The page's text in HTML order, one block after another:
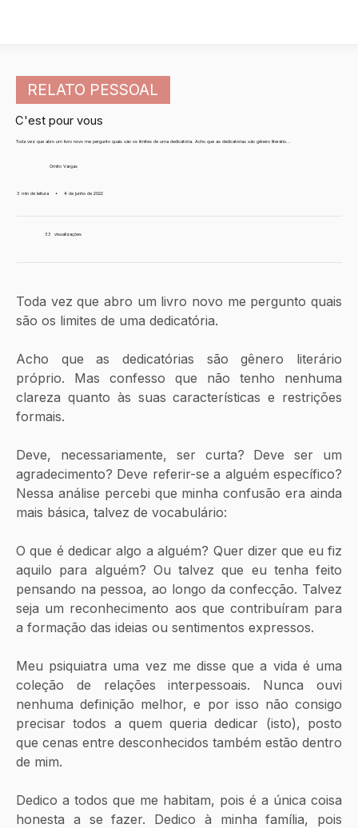
RELATO PESSOAL
C'est pour vous
Toda vez que abro um livro novo me pergunto quais são os limites de uma dedicatória. Acho que as dedicatórias são gênero literário...
Ornito Vargas
3 min de leitura • 4 de junho de 2022
33 visualizações
Toda vez que abro um livro novo me pergunto quais
são os limites de uma dedicatória.
Acho que as dedicatórias são gênero literário
próprio. Mas confesso que não tenho nenhuma
clareza quanto às suas características e restrições
formais.
Deve, necessariamente, ser curta? Deve ser um
agradecimento? Deve referir-se a alguém específico?
Nessa análise percebi que minha confusão era ainda
mais básica, talvez de vocabulário:
O que é dedicar algo a alguém? Quer dizer que eu fiz
aquilo para alguém? Ou talvez que eu tenha feito
pensando na pessoa, ao longo da confecção. Talvez
seja um reconhecimento aos que contribuíram para
a formação das ideias ou sentimentos expressos.
Meu psiquiatra uma vez me disse que a vida é uma
coleção de relações interpessoais. Nunca ouvi
nenhuma definição melhor, e por isso não consigo
precisar todos a quem queria dedicar (isto), posto
que cenas entre desconhecidos também estão dentro
de mim.
Dedico a todos que me habitam, pois é a única coisa
honesta a se fazer. Dedico à minha família, pois